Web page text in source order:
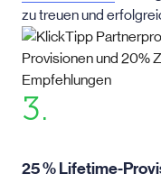
zu treuen und
3.
25 % Lifetime-